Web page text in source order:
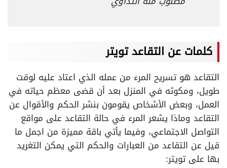
كلمات عن التقاعد تويتر
التقاعد هو تسريح المرء من عمله الذي اعتاد عليه لوقت
طويل، ومكوثه في المنزل بعد أن قضى معظم حياته في
العمل، وبعض الأشخاص يقومون بنشر الحكم والأقوال عن
التقاعد وماذا يشعر المرء في حالة التقاعد على مواقع
التواصل الاجتماعي، وفيما يأتي باقة مميزة من اجمل ما
قيل عن التقاعد من العبارات والحكم التي يمكن التغريد
بها على تويتر: